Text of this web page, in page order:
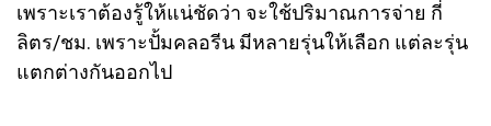
เพราะเราต้องรู้ให้แน่ชัดว่า จะใช้ปริมาณการจ่าย กี่
ลิตร/ชม. เพราะปั้มคลอรีน มีหลายรุ่นให้เลือก แต่ละรุ่น
แตกต่างกันออกไป